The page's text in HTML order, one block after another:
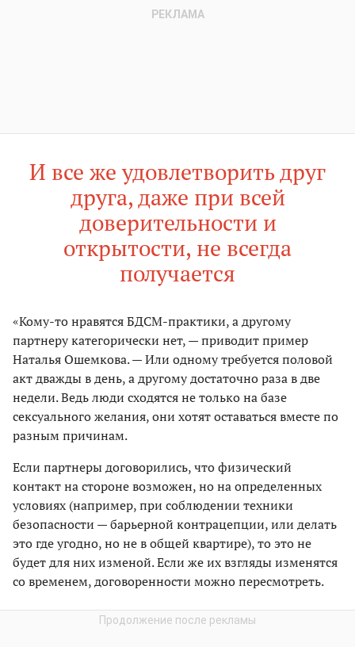
И все же удовлетворить друг
друга, даже при всей
доверительности и
открытости, не всегда
получается
«Кому-то нравятся БДСМ-практики, а другому
партнеру категорически нет, — приводит пример
Наталья Ошемкова. — Или одному требуется половой
акт дважды в день, а другому достаточно раза в две
недели. Ведь люди сходятся не только на базе
сексуального желания, они хотят оставаться вместе по
разным причинам.
Если партнеры договорились, что физический
контакт на стороне возможен, но на определенных
условиях (например, при соблюдении техники
безопасности — барьерной контрацепции, или делать
это где угодно, но не в общей квартире), то это не
будет для них изменой. Если же их взгляды изменятся
со временем, договоренности можно пересмотреть.